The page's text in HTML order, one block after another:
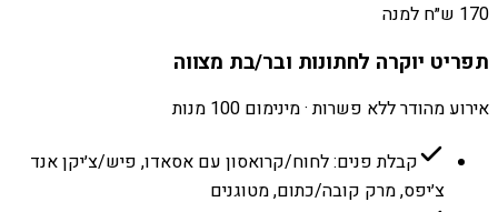
170 ש״ח למנה
תפריט יוקרה לחתונות ובר/בת מצווה
אירוע מהודר ללא פשרות · מינימום 100 מנות
קבלת פנים: לחוח/קרואסון עם אסאדו, פיש/צ׳יקן אנד
צ׳יפס, מרק קובה/כתום, מטוגנים